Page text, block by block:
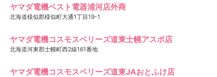
ヤマダ電機ベスト電器浦河店外商
北海道様似郡様似町大通1丁目19-1
ヤマダ電機コスモスベリーズ道東士幌アスポ店
北海道河東郡士幌町西2線161番地
ヤマダ電機コスモスベリーズ道東JAおとふけ店